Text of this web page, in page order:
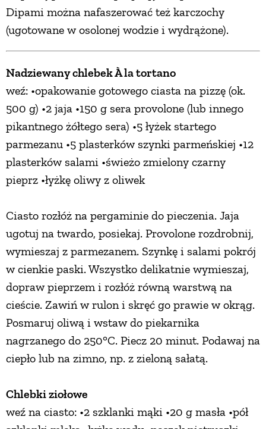
Dipami można nafaszerować też karczochy
(ugotowane w osolonej wodzie i wydrążone).
Nadziewany chlebek À la tortano
weź: •opakowanie gotowego ciasta na pizzę (ok.
500 g) •2 jaja •150 g sera provolone (lub innego
pikantnego żółtego sera) •5 łyżek startego
parmezanu •5 plasterków szynki parmeńskiej •12
plasterków salami •świeżo zmielony czarny
pieprz •łyżkę oliwy z oliwek
Ciasto rozłóż na pergaminie do pieczenia. Jaja
ugotuj na twardo, posiekaj. Provolone rozdrobnij,
wymieszaj z parmezanem. Szynkę i salami pokrój
w cienkie paski. Wszystko delikatnie wymieszaj,
dopraw pieprzem i rozłóż równą warstwą na
cieście. Zawiń w rulon i skręć go prawie w okrąg.
Posmaruj oliwą i wstaw do piekarnika
nagrzanego do 250°C. Piecz 20 minut. Podawaj na
ciepło lub na zimno, np. z zieloną sałatą.
Chlebki ziołowe
weź na ciasto: •2 szklanki mąki •20 g masła •pół